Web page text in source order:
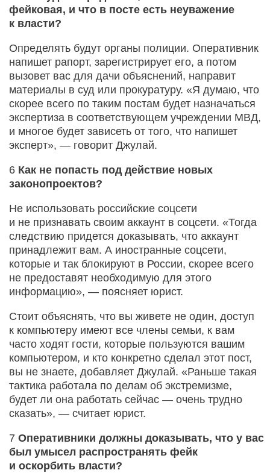
фейковая, и что в посте есть неуважение
к власти?
Определять будут органы полиции. Оперативник
напишет рапорт, зарегистрирует его, а потом
вызовет вас для дачи объяснений, направит
материалы в суд или прокуратуру. «Я думаю, что
скорее всего по таким постам будет назначаться
экспертиза в соответствующем учреждении МВД,
и многое будет зависеть от того, что напишет
эксперт», — говорит Джулай.
6 Как не попасть под действие новых
законопроектов?
Не использовать российские соцсети
и не признавать своим аккаунт в соцсети. «Тогда
следствию придется доказывать, что аккаунт
принадлежит вам. А иностранные соцсети,
которые и так блокируют в России, скорее всего
не предоставят необходимую для этого
информацию», — поясняет юрист.
Стоит объяснять, что вы живете не один, доступ
к компьютеру имеют все члены семьи, к вам
часто ходят гости, которые пользуются вашим
компьютером, и кто конкретно сделал этот пост,
вы не знаете, добавляет Джулай. «Раньше такая
тактика работала по делам об экстремизме,
будет ли она работать сейчас — очень трудно
сказать», — считает юрист.
7 Оперативники должны доказывать, что у вас
был умысел распространять фейк
и оскорбить власти?